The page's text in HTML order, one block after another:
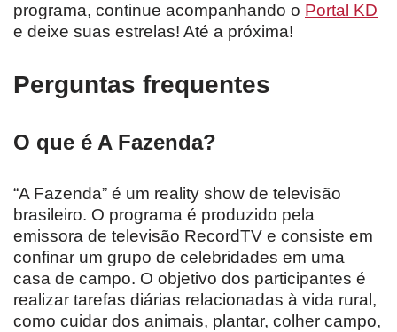
programa, continue acompanhando o Portal KD
e deixe suas estrelas! Até a próxima!
Perguntas frequentes
O que é A Fazenda?
“A Fazenda” é um reality show de televisão
brasileiro. O programa é produzido pela
emissora de televisão RecordTV e consiste em
confinar um grupo de celebridades em uma
casa de campo. O objetivo dos participantes é
realizar tarefas diárias relacionadas à vida rural,
como cuidar dos animais, plantar, colher campo,